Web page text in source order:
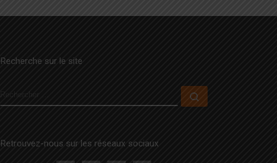
Recherche sur le site
RECHERCHER
Retrouvez-nous sur les réseaux sociaux